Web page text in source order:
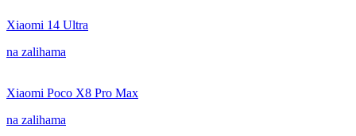
Xiaomi 14 Ultra
na zalihama
Xiaomi Poco X8 Pro Max
na zalihama